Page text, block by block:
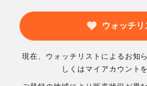
ウォッチリ
現在、ウォッチリストによるお知
しくはマイアカウント